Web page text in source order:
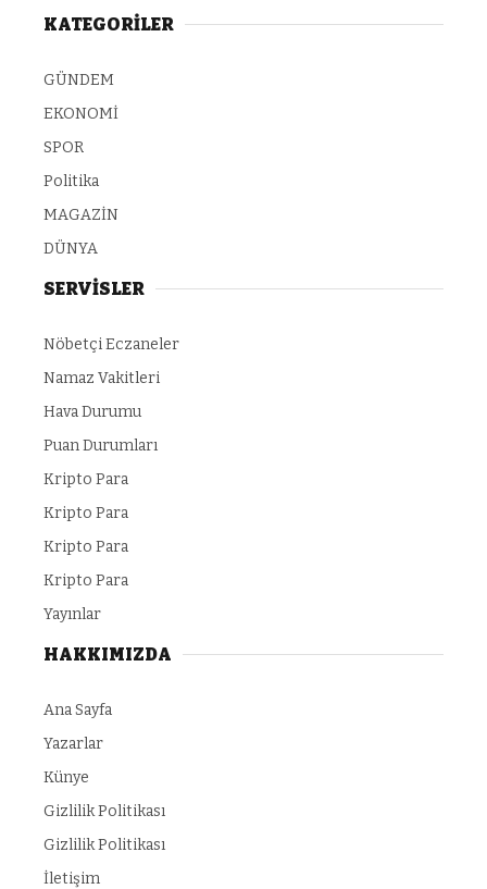
KATEGORİLER
GÜNDEM
EKONOMİ
SPOR
Politika
MAGAZİN
DÜNYA
SERVİSLER
Nöbetçi Eczaneler
Namaz Vakitleri
Hava Durumu
Puan Durumları
Kripto Para
Kripto Para
Kripto Para
Kripto Para
Yayınlar
HAKKIMIZDA
Ana Sayfa
Yazarlar
Künye
Gizlilik Politikası
Gizlilik Politikası
İletişim